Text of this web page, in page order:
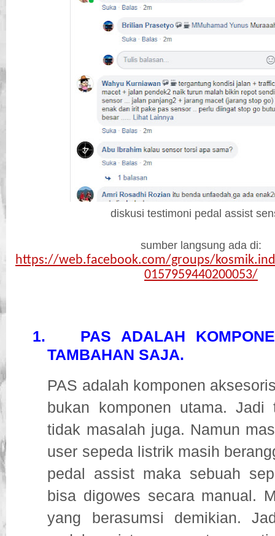
diskusi testimoni pedal assist
sumber langsung ada di:
https://web.facebook.com/groups/
0157959440200053/
1.
PAS ADALAH
TAMBAHAN SAJA.
PAS adalah komponen
bukan komponen utama. Jadi
tidak masalah juga. Namun
user sepeda listrik masih
pedal assist maka sebuah
bisa digowes secara manual.
yang berasumsi demikian.